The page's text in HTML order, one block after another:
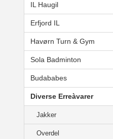
IL Haugil
Erfjord IL
Havørn Turn & Gym
Sola Badminton
Budababes
Diverse Erreàvarer
Jakker
Overdel